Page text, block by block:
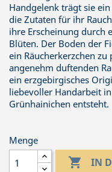
Handgelenk trägt sie
die Zutaten für ihr
ihre Erscheinung durch
Blüten. Der Boden der
ein Räucherkerzchen
angenehm duftenden
ein erzgebirgisches
liebevoller Handarbeit
Grünhainichen entsteht.
Menge
 IN